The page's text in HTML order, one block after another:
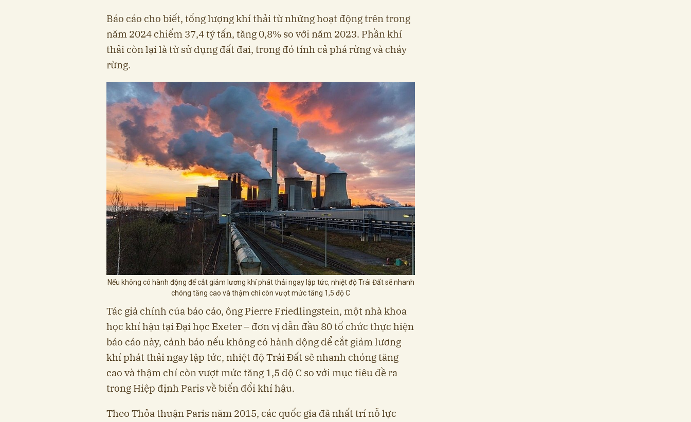
Báo cáo cho biết, tổng lượng khí thải từ những hoạt động trên trong
năm 2024 chiếm 37,4 tỷ tấn, tăng 0,8% so với năm 2023. Phần khí
thải còn lại là từ sử dụng đất đai, trong đó tính cả phá rừng và cháy
rừng.
Nếu không có hành động để cắt giảm lương khí phát thải ngay lập tức, nhiệt độ Trái Đất sẽ nhanh
chóng tăng cao và thậm chí còn vượt mức tăng 1,5 độ C
Tác giả chính của báo cáo, ông Pierre Friedlingstein, một nhà khoa
học khí hậu tại Đại học Exeter – đơn vị dẫn đầu 80 tổ chức thực hiện
báo cáo này, cảnh báo nếu không có hành động để cắt giảm lương
khí phát thải ngay lập tức, nhiệt độ Trái Đất sẽ nhanh chóng tăng
cao và thậm chí còn vượt mức tăng 1,5 độ C so với mục tiêu đề ra
trong Hiệp định Paris về biến đổi khí hậu.
Theo Thỏa thuận Paris năm 2015, các quốc gia đã nhất trí nỗ lực